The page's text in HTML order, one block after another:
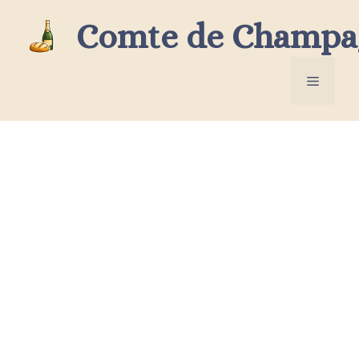
contenu
Comte de
Menu